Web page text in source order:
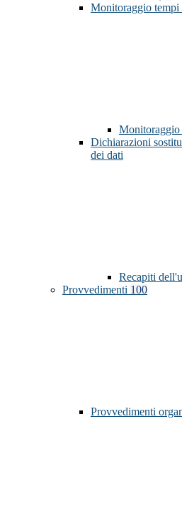
Monitoraggio tempi
Monitoraggio
Dichiarazioni
dei dati
Recapiti
Provvedimenti 100
Provvedimenti